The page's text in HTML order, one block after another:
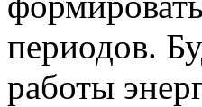
периодов.
работы